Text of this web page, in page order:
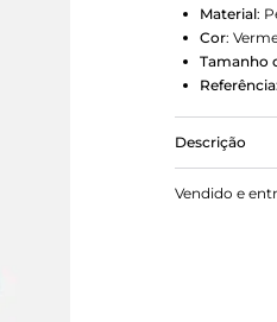
Material:
Cor:
Tamanho
Referência:
Descrição
Mule
bico folha.
Vendido e